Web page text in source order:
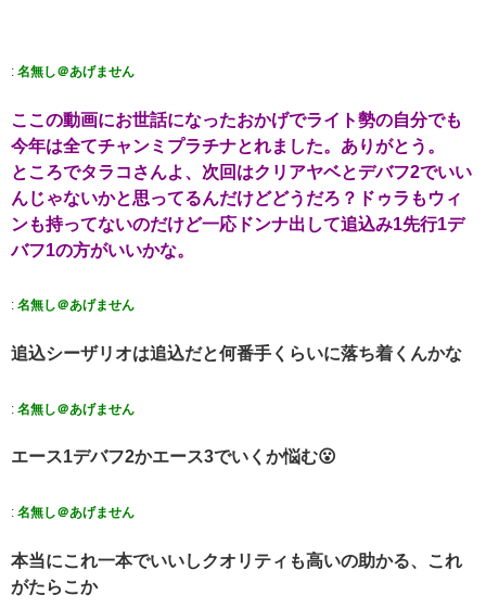
: 名無し＠あげません
ここの動画にお世話になったおかげでライト勢の自分でも
今年は全てチャンミプラチナとれました。ありがとう。
ところでタラコさんよ、次回はクリアヤベとデバフ2でいい
んじゃないかと思ってるんだけどどうだろ？ドゥラもウィ
ンも持ってないのだけど一応ドンナ出して追込み1先行1デ
バフ1の方がいいかな。
: 名無し＠あげません
追込シーザリオは追込だと何番手くらいに落ち着くんかな
: 名無し＠あげません
エース1デバフ2かエース3でいくか悩む😮
: 名無し＠あげません
本当にこれ一本でいいしクオリティも高いの助かる、これ
がたらこか